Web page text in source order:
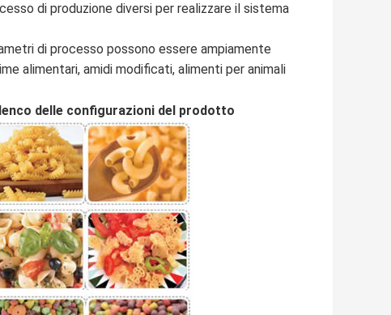
di produzione diversi per realizzare il sistema
di processo possono essere ampiamente
alimentari, amidi modificati, alimenti per animali
delle configurazioni del prodotto